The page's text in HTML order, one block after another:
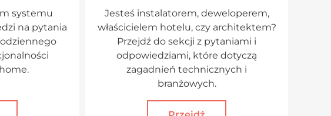
systemu
na pytania
Jesteś instalatorem, deweloperem,
właścicielem hotelu, czy architektem?
Przejdź do sekcji z pytaniami i
odpowiedziami, które dotyczą
zagadnień technicznych i
branżowych.